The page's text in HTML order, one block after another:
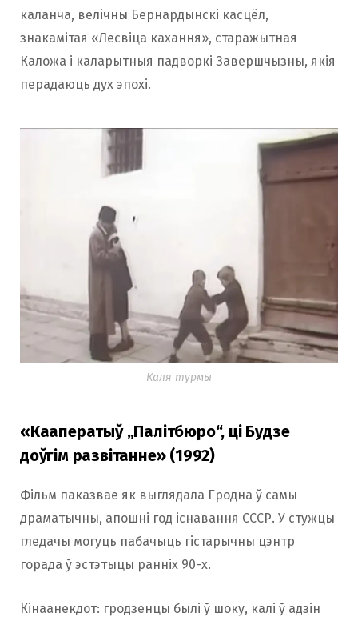
каланча, велічны Бернардынскі касцёл,
знакамітая «Лесвіца кахання», старажытная
Каложа і каларытныя падворкі Завершчызны, якія
перадаюць дух эпохі.
Каля турмы
«Кааператыў „Палітбюро“, ці Будзе
доўгім развітанне» (1992)
Фільм паказвае як выглядала Гродна ў самы
драматычны, апошні год існавання СССР. У стужцы
гледачы могуць пабачыць гістарычны цэнтр
горада ў эстэтыцы ранніх 90-х.
Кінаанекдот: гродзенцы былі ў шоку, калі ў адзін